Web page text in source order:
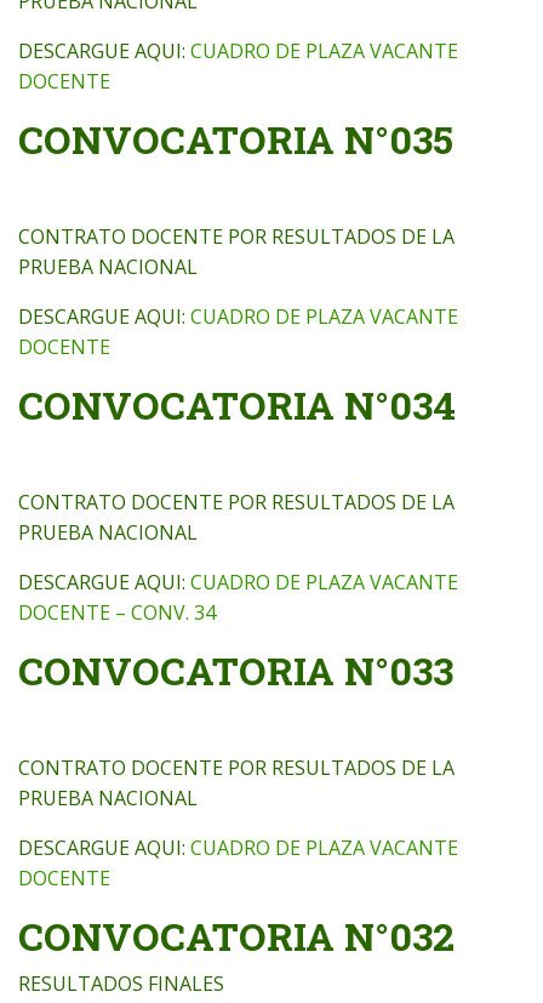
DESCARGUE AQUI: CUADRO DE PLAZA VACANTE
DOCENTE
CONVOCATORIA N°035
CONTRATO DOCENTE POR RESULTADOS DE LA
PRUEBA NACIONAL
DESCARGUE AQUI: CUADRO DE PLAZA VACANTE
DOCENTE
CONVOCATORIA N°034
CONTRATO DOCENTE POR RESULTADOS DE LA
PRUEBA NACIONAL
DESCARGUE AQUI: CUADRO DE PLAZA VACANTE
DOCENTE – CONV. 34
CONVOCATORIA N°033
CONTRATO DOCENTE POR RESULTADOS DE LA
PRUEBA NACIONAL
DESCARGUE AQUI: CUADRO DE PLAZA VACANTE
DOCENTE
CONVOCATORIA N°032
RESULTADOS FINALES